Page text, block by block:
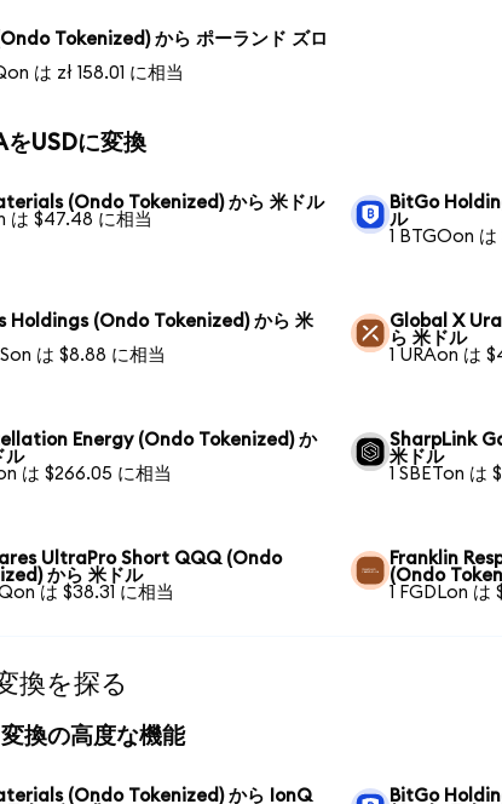
Tokenized) から ポーランド ズロ
は zł 158.01 に相当
をUSDに変換
(Ondo Tokenized) から 米ドル
は $47.48 に相当
BitGo
ル
1 BTGOon
Holdings (Ondo Tokenized) から 米
は $8.88 に相当
Global X
ら 米ドル
1 URAon は
Energy (Ondo Tokenized) か
ル
は $266.05 に相当
SharpLink
米ドル
1 SBETon は
UltraPro Short QQQ (Ondo
から 米ドル
は $38.31 に相当
Franklin
(Ondo
1 FGDLon は
換を探る
換の高度な機能
(Ondo Tokenized) から IonQ
BitGo